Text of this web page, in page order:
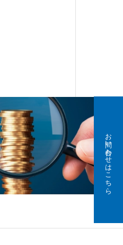
お問い合わせはこちら